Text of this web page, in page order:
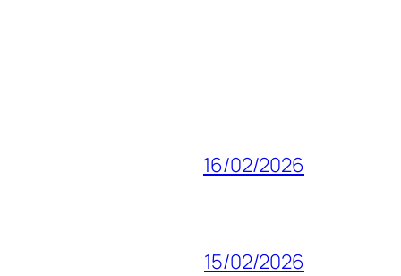
16/02/2026
15/02/2026